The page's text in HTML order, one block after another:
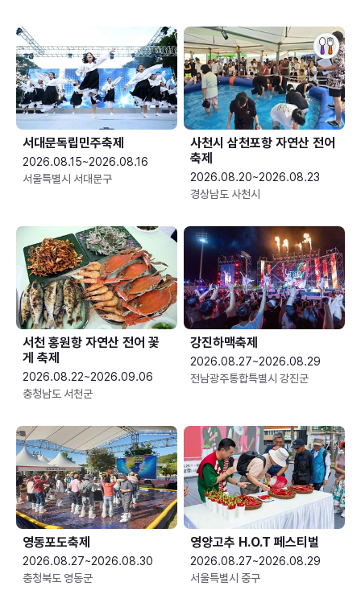
서대문독립민주축제
2026.08.15~2026.08.16
서울특별시 서대문구
사천시 삼천포항 자연산 전어
축제
2026.08.20~2026.08.23
경상남도 사천시
서천 홍원항 자연산 전어 꽃
게 축제
2026.08.22~2026.09.06
충청남도 서천군
강진하맥축제
2026.08.27~2026.08.29
전남광주통합특별시 강진군
영동포도축제
2026.08.27~2026.08.30
충청북도 영동군
영양고추 H.O.T 페스티벌
2026.08.27~2026.08.29
서울특별시 중구